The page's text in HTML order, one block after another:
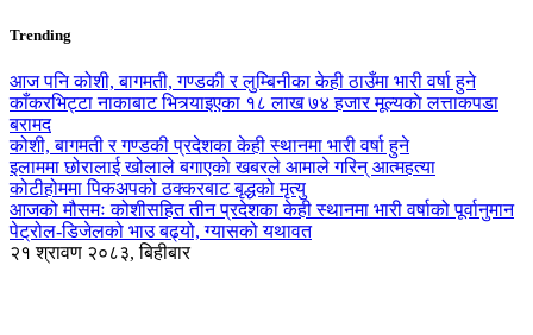
Trending
आज पनि कोशी, बागमती, गण्डकी र लुम्बिनीका केही ठाउँमा भारी वर्षा हुने
काँकरभिट्टा नाकाबाट भित्र्याइएका १८ लाख ७४ हजार मूल्यकाे लत्ताकपडा
बरामद
कोशी, बागमती र गण्डकी प्रदेशका केही स्थानमा भारी वर्षा हुने
इलाममा छोरालाई खोलाले बगाएकाे खबरले आमाले गरिन् आत्महत्या
कोटीहोममा पिकअपको ठक्करबाट बृद्धको मृत्यु
आजको मौसमः कोशीसहित तीन प्रदेशका केही स्थानमा भारी वर्षाको पूर्वानुमान
पेट्रोल-डिजेलको भाउ बढ्यो, ग्यासको यथावत
२१ श्रावण २०८३, बिहीबार